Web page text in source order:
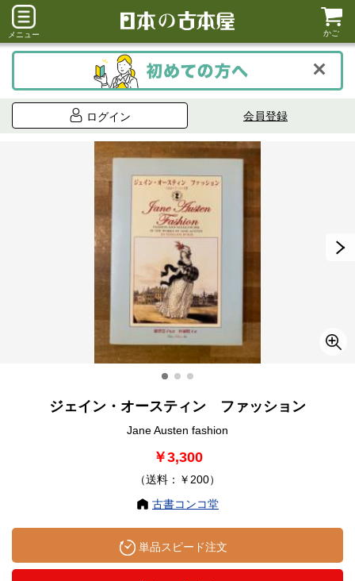
メニュー かご
ログイン 会員登録
ジェイン・オースティン ファッション
Jane Austen fashion
￥3,300
（送料：￥200）
古書コンコ堂
単品スピード注文